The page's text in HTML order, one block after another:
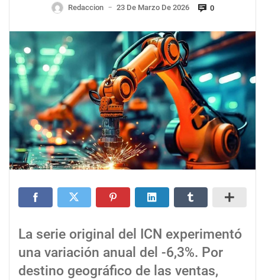
Redaccion — 23 De Marzo De 2026 0
La serie original del ICN experimentó
una variación anual del -6,3%. Por
destino geográfico de las ventas,